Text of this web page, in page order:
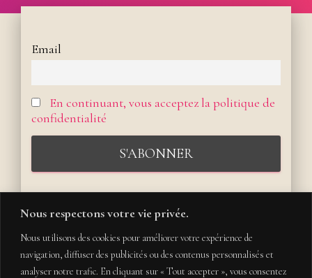
Nous respectons votre vie privée.
Nous utilisons des cookies pour améliorer votre expérience de
navigation, diffuser des publicités ou des contenus personnalisés et
analyser notre trafic. En cliquant sur « Tout accepter », vous consentez
A
Email
En continuant, vous acceptez la politique de
confidentialité